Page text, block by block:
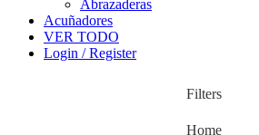
Abrazaderas
Acuñadores
VER TODO
Login / Register
Filters
Home